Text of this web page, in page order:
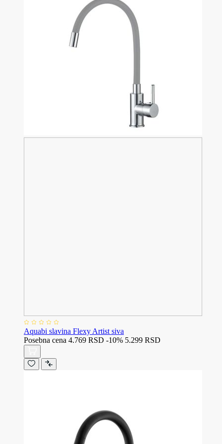
Aquabi slavina Flexy Artist siva
Posebna cena 4.769 RSD -10% 5.299 RSD